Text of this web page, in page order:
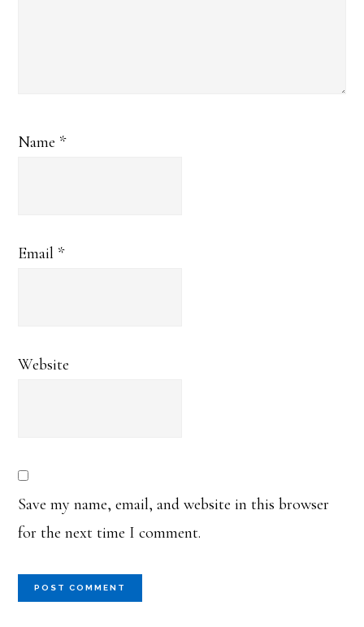
Name *
Email *
Website
Save my name, email, and website in this browser
for the next time I comment.